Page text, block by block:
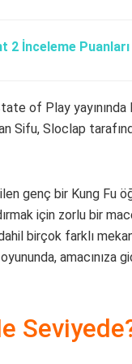
2 İnceleme Puanları
of Play
Sifu, Sloclap
genç bir Kung Fu
için zorlu bir
birçok farklı
amacınıza